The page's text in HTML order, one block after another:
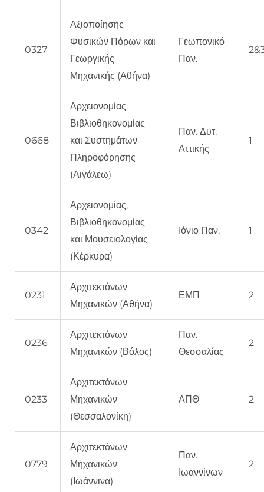
0327
Αξιοποίησης
Φυσικών Πόρων και
Γεωργικής
Μηχανικής (Αθήνα)
Γεωπονικό
Παν.
0668
Αρχειονομίας
Βιβλιοθηκονομίας
και Συστημάτων
Πληροφόρησης
(Αιγάλεω)
Παν. Δυτ.
Αττικής
1
0342
Αρχειονομίας,
Βιβλιοθηκονομίας
και Μουσειολογίας
(Κέρκυρα)
Ιόνιο Παν. 1
0231
Αρχιτεκτόνων
Μηχανικών (Αθήνα)
ΕΜΠ 2
0236
Αρχιτεκτόνων
Μηχανικών (Βόλος)
Παν.
Θεσσαλίας
2
0233
Αρχιτεκτόνων
Μηχανικών
(Θεσσαλονίκη)
ΑΠΘ 2
0779
Αρχιτεκτόνων
Μηχανικών
(Ιωάννινα)
Παν.
Ιωαννίνων
2